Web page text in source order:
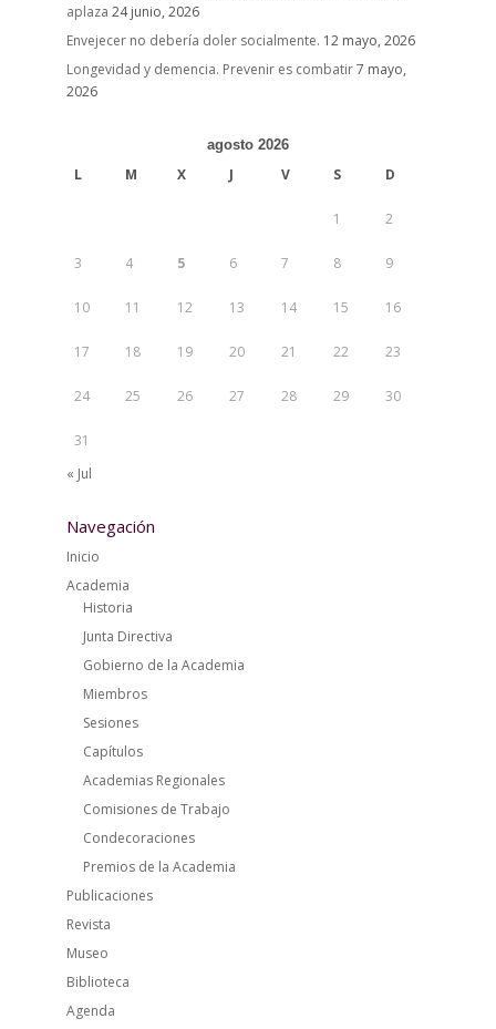
aplaza 24 junio, 2026
Envejecer no debería doler socialmente. 12 mayo, 2026
Longevidad y demencia. Prevenir es combatir7 mayo,
2026
agosto 2026
L M X J V S D
1 2
3 4 5 6 7 8 9
10 11 12 13 14 15 16
17 18 19 20 21 22 23
24 25 26 27 28 29 30
31
« Jul
Navegación
Inicio
Academia
Historia
Junta Directiva
Gobierno de la Academia
Miembros
Sesiones
Capítulos
Academias Regionales
Comisiones de Trabajo
Condecoraciones
Premios de la Academia
Publicaciones
Revista
Museo
Biblioteca
Agenda